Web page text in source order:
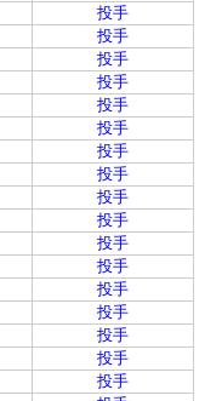
投手
投手
投手
投手
投手
投手
投手
投手
投手
投手
投手
投手
投手
投手
投手
投手
投手